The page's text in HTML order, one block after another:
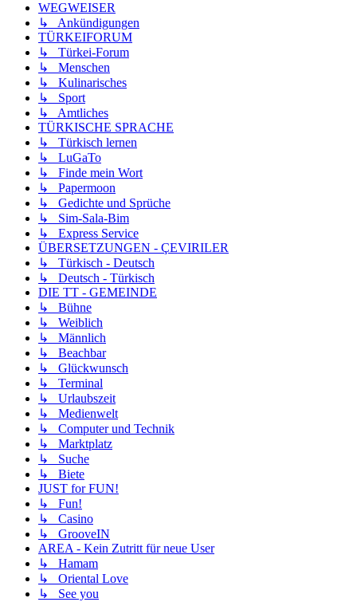
WEGWEISER
↳ Ankündigungen
TÜRKEIFORUM
↳ Türkei-Forum
↳ Menschen
↳ Kulinarisches
↳ Sport
↳ Amtliches
TÜRKISCHE SPRACHE
↳ Türkisch lernen
↳ LuGaTo
↳ Finde mein Wort
↳ Papermoon
↳ Gedichte und Sprüche
↳ Sim-Sala-Bim
↳ Express Service
ÜBERSETZUNGEN - ÇEVIRILER
↳ Türkisch - Deutsch
↳ Deutsch - Türkisch
DIE TT - GEMEINDE
↳ Bühne
↳ Weiblich
↳ Männlich
↳ Beachbar
↳ Glückwunsch
↳ Terminal
↳ Urlaubszeit
↳ Medienwelt
↳ Computer und Technik
↳ Marktplatz
↳ Suche
↳ Biete
JUST for FUN!
↳ Fun!
↳ Casino
↳ GrooveIN
AREA - Kein Zutritt für neue User
↳ Hamam
↳ Oriental Love
↳ See you